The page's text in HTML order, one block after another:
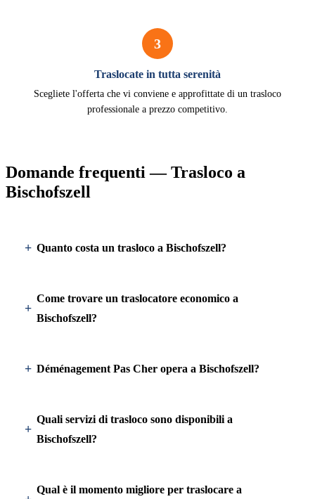
3
Traslocate in tutta serenità
Scegliete l'offerta che vi conviene e approfittate di un trasloco
professionale a prezzo competitivo.
Domande frequenti — Trasloco a
Bischofszell
Quanto costa un trasloco a Bischofszell?
Come trovare un traslocatore economico a
Bischofszell?
Déménagement Pas Cher opera a Bischofszell?
Quali servizi di trasloco sono disponibili a
Bischofszell?
Qual è il momento migliore per traslocare a